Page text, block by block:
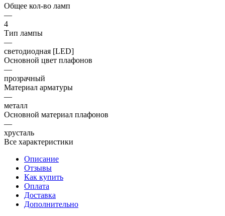
Общее кол-во ламп
—
4
Тип лампы
—
светодиодная [LED]
Основной цвет плафонов
—
прозрачный
Материал арматуры
—
металл
Основной материал плафонов
—
хрусталь
Все характеристики
Описание
Отзывы
Как купить
Оплата
Доставка
Дополнительно